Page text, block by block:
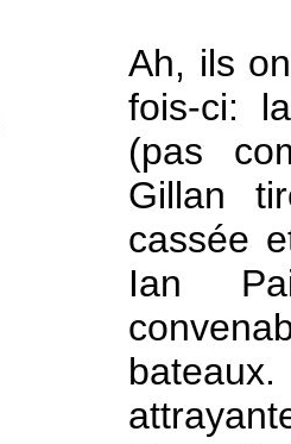
Ah, ils
fois-ci:
(pas
Gillan
cassée
Ian